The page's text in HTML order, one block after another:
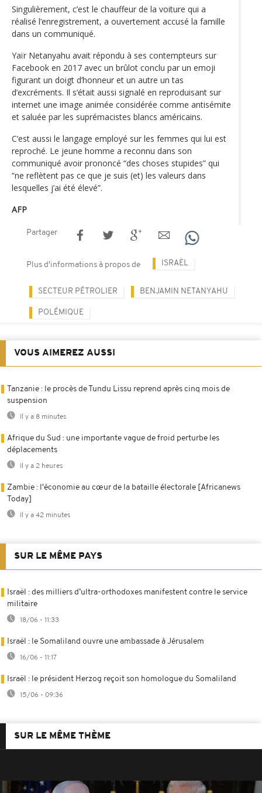
Singulièrement, c’est le chauffeur de la voiture qui a
réalisé l’enregistrement, a ouvertement accusé la famille
dans un communiqué.
Yaïr Netanyahu avait répondu à ses contempteurs sur
Facebook en 2017 avec un brûlot conclu par un emoji
figurant un doigt d’honneur et un autre un tas
d’excréments. Il s‘était aussi signalé en reproduisant sur
internet une image animée considérée comme antisémite
et saluée par les suprémacistes blancs américains.
C’est aussi le langage employé sur les femmes qui lui est
reproché. Le jeune homme a reconnu dans son
communiqué avoir prononcé “des choses stupides” qui
“ne reflètent pas ce que je suis (et) les valeurs dans
lesquelles j’ai été élevé”.
AFP
Partager
Plus d'informations à propos de ISRAËL
SECTEUR PÉTROLIER BENJAMIN NETANYAHU
POLÉMIQUE
VOUS AIMEREZ AUSSI
Tanzanie : le procès de Tundu Lissu reprend après cinq mois de
suspension
Il y a 8 minutes
Afrique du Sud : une importante vague de froid perturbe les
déplacements
Il y a 2 heures
Zambie : l'économie au cœur de la bataille électorale [Africanews
Today]
Il y a 42 minutes
SUR LE MÊME PAYS
Israël : des milliers d’ultra-orthodoxes manifestent contre le service
militaire
18/06 - 11:33
Israël : le Somaliland ouvre une ambassade à Jérusalem
16/06 - 11:17
Israël : le président Herzog reçoit son homologue du Somaliland
15/06 - 09:36
SUR LE MÊME THÈME